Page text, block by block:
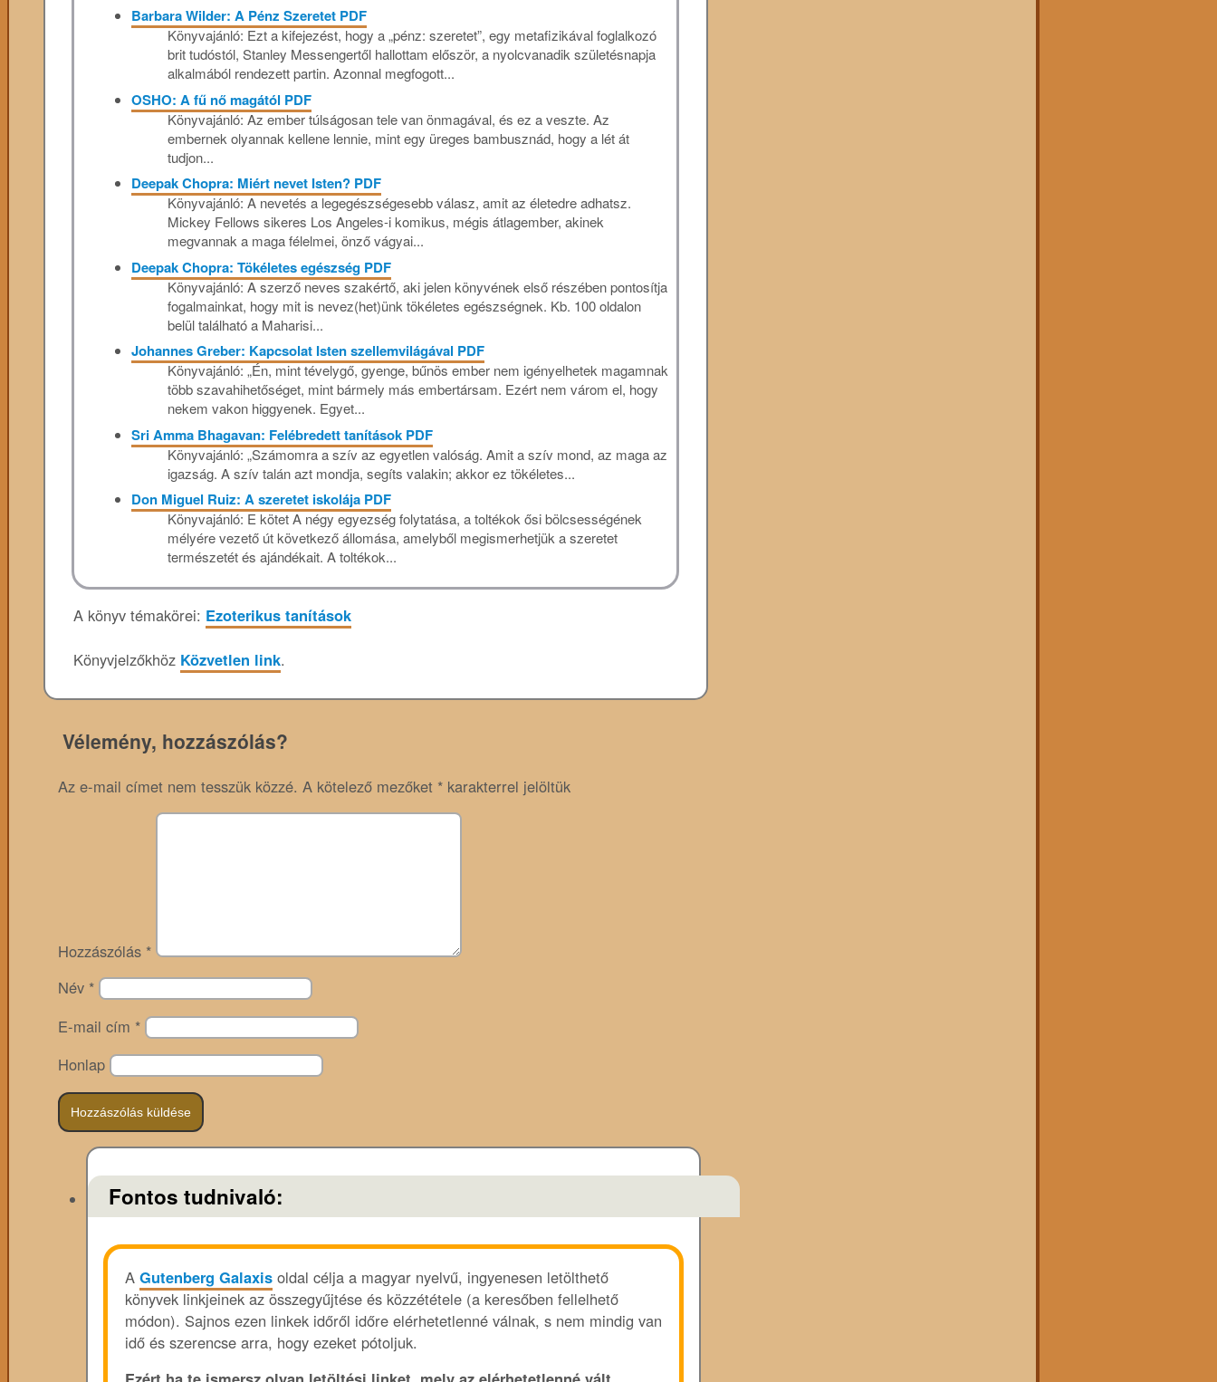
Barbara Wilder: A Pénz Szeretet PDF
Könyvajánló: Ezt a kifejezést, hogy a „pénz: szeretet”, egy metafizikával foglalkozó
brit tudóstól, Stanley Messengertől hallottam először, a nyolcvanadik születésnapja
alkalmából rendezett partin. Azonnal megfogott...
OSHO: A fű nő magától PDF
Könyvajánló: Az ember túlságosan tele van önmagával, és ez a veszte. Az
embernek olyannak kellene lennie, mint egy üreges bambusznád, hogy a lét át
tudjon...
Deepak Chopra: Miért nevet Isten? PDF
Könyvajánló: A nevetés a legegészségesebb válasz, amit az életedre adhatsz.
Mickey Fellows sikeres Los Angeles-i komikus, mégis átlagember, akinek
megvannak a maga félelmei, önző vágyai...
Deepak Chopra: Tökéletes egészség PDF
Könyvajánló: A szerző neves szakértő, aki jelen könyvének első részében pontosítja
fogalmainkat, hogy mit is nevez(het)ünk tökéletes egészségnek. Kb. 100 oldalon
belül található a Maharisi...
Johannes Greber: Kapcsolat ​Isten szellemvilágával PDF
Könyvajánló: „Én, mint tévelygő, gyenge, bűnös ember nem igényelhetek magamnak
több szavahihetőséget, mint bármely más embertársam. Ezért nem várom el, hogy
nekem vakon higgyenek. Egyet...
Sri Amma Bhagavan: Felébredett tanítások PDF
Könyvajánló: „Számomra a szív az egyetlen valóság. Amit a szív mond, az maga az
igazság. A szív talán azt mondja, segíts valakin; akkor ez tökéletes...
Don Miguel Ruiz: A szeretet iskolája PDF
Könyvajánló: E kötet A négy egyezség folytatása, a toltékok ősi bölcsességének
mélyére vezető út következő állomása, amelyből megismerhetjük a szeretet
természetét és ajándékait. A toltékok...
A könyv témakörei: Ezoterikus tanítások
Könyvjelzőkhöz Közvetlen link.
Vélemény, hozzászólás?
Az e-mail címet nem tesszük közzé. A kötelező mezőket * karakterrel jelöltük
Hozzászólás *
Név *
E-mail cím *
Honlap
Fontos tudnivaló:
A Gutenberg Galaxisoldal célja a magyar nyelvű, ingyenesen letölthető
könyvek linkjeinek az összegyűjtése és közzététele (a keresőben fellelhető
módon). Sajnos ezen linkek időről időre elérhetetlenné válnak, s nem mindig van
idő és szerencse arra, hogy ezeket pótoljuk.